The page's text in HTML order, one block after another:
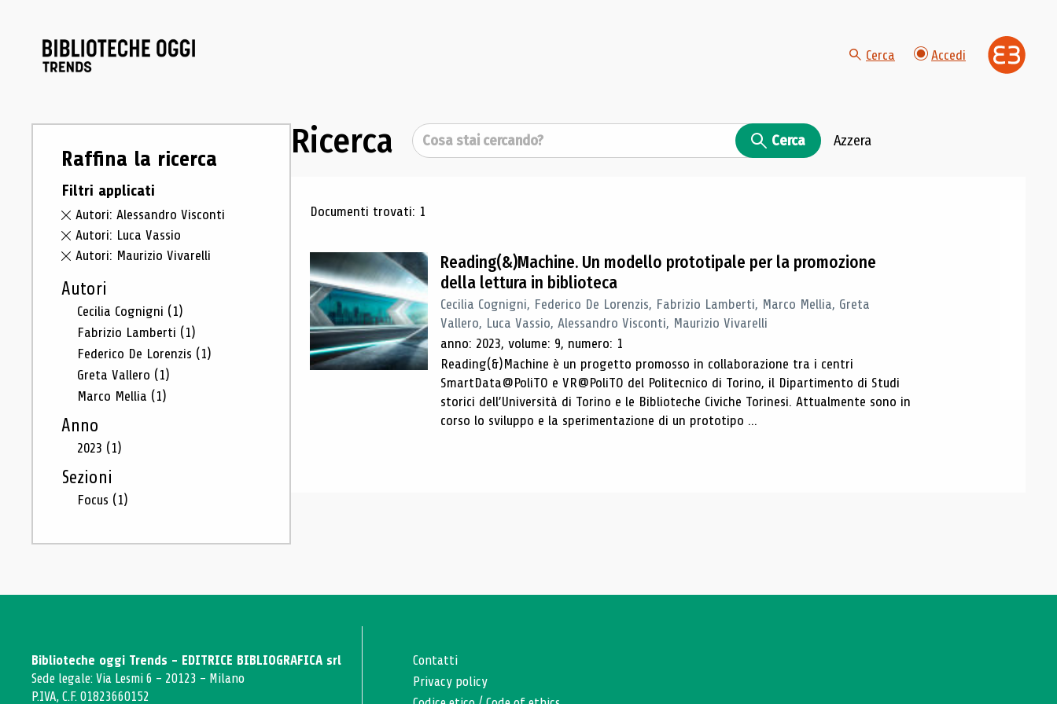
Cerca Accedi
Raffina la ricerca
Filtri applicati
Autori: Alessandro Visconti
Autori: Luca Vassio
Autori: Maurizio Vivarelli
Autori
Cecilia Cognigni (1)
Fabrizio Lamberti (1)
Federico De Lorenzis (1)
Greta Vallero (1)
Marco Mellia (1)
Anno
2023 (1)
Sezioni
Focus (1)
Ricerca Cerca Cerca Azzera
Risultati di ricerca
Documenti trovati: 1
Reading(&)Machine. Un modello prototipale per la promozione
della lettura in biblioteca
Cecilia Cognigni, Federico De Lorenzis, Fabrizio Lamberti, Marco Mellia, Greta
Vallero, Luca Vassio, Alessandro Visconti, Maurizio Vivarelli
anno: 2023, volume: 9, numero: 1
Reading(&)Machine è un progetto promosso in collaborazione tra i centri
SmartData@PoliTO e VR@PoliTO del Politecnico di Torino, il Dipartimento di Studi
storici dell’Università di Torino e le Biblioteche Civiche Torinesi. Attualmente sono in
corso lo sviluppo e la sperimentazione di un prototipo ...
Biblioteche oggi Trends - EDITRICE BIBLIOGRAFICA srl
Sede legale: Via Lesmi 6 - 20123 - Milano
P.IVA, C.F. 01823660152
Contatti
Privacy policy